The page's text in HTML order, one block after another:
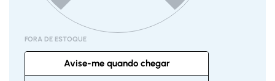
FORA DE ESTOQUE
Avise-me quando chegar